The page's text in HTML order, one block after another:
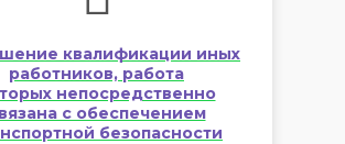
квалификации иных
работников, работа
непосредственно
с обеспечением
безопасности